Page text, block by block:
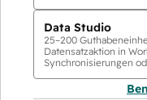
Data Studio
25–200
Datensatzaktion in
Synchronisierungen